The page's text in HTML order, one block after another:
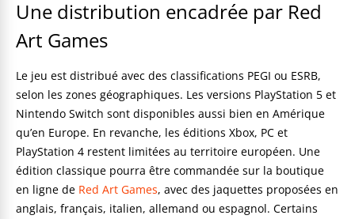
Une distribution encadrée par Red
Art Games
Le jeu est distribué avec des classifications PEGI ou ESRB,
selon les zones géographiques. Les versions PlayStation 5 et
Nintendo Switch sont disponibles aussi bien en Amérique
qu’en Europe. En revanche, les éditions Xbox, PC et
PlayStation 4 restent limitées au territoire européen. Une
édition classique pourra être commandée sur la boutique
en ligne de Red Art Games, avec des jaquettes proposées en
anglais, français, italien, allemand ou espagnol. Certains